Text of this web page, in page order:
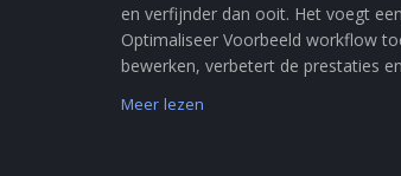
en verfijnder dan ooit. Het voegt
Optimaliseer Voorbeeld workflow
bewerken, verbetert de prestaties
Meer lezen